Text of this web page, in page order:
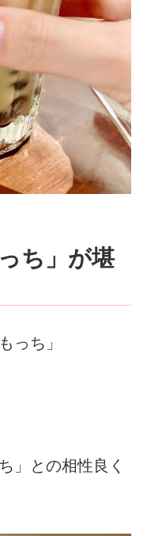
ち」が堪
っち」
」との相性良く